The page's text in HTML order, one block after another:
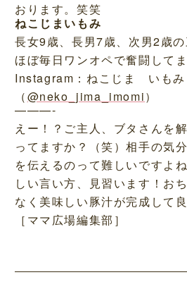
おります。笑笑
ねこじまいもみ
長女9歳、長男7歳、次男2歳の
ほぼ毎日ワンオペで奮闘してま
Instagram：ねこじま いもみ
（@neko_jima_imomi）
———-
えー！？ご主人、ブタさんを
ってますか？（笑）相手の気
を伝えるのって難しいですよ
しい言い方、見習います！お
なく美味しい豚汁が完成して
［ママ広場編集部］